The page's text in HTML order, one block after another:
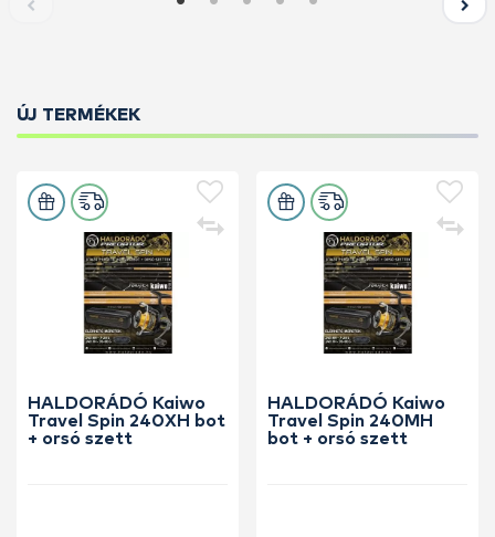
ÚJ TERMÉKEK
HALDORÁDÓ Kaiwo
Travel Spin 240XH bot
+ orsó szett
HALDORÁDÓ Kaiwo
Travel Spin 240MH
bot + orsó szett